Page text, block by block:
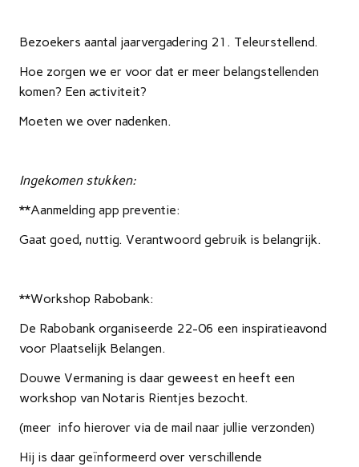
Bezoekers aantal jaarvergadering 21. Teleurstellend.
Hoe zorgen we er voor dat er meer belangstellenden
komen? Een activiteit?
Moeten we over nadenken.
Ingekomen stukken:
**Aanmelding app preventie:
Gaat goed, nuttig. Verantwoord gebruik is belangrijk.
**Workshop Rabobank:
De Rabobank organiseerde 22-06 een inspiratieavond
voor Plaatselijk Belangen.
Douwe Vermaning is daar geweest en heeft een
workshop van Notaris Rientjes bezocht.
(meer info hierover via de mail naar jullie verzonden)
Hij is daar geïnformeerd over verschillende